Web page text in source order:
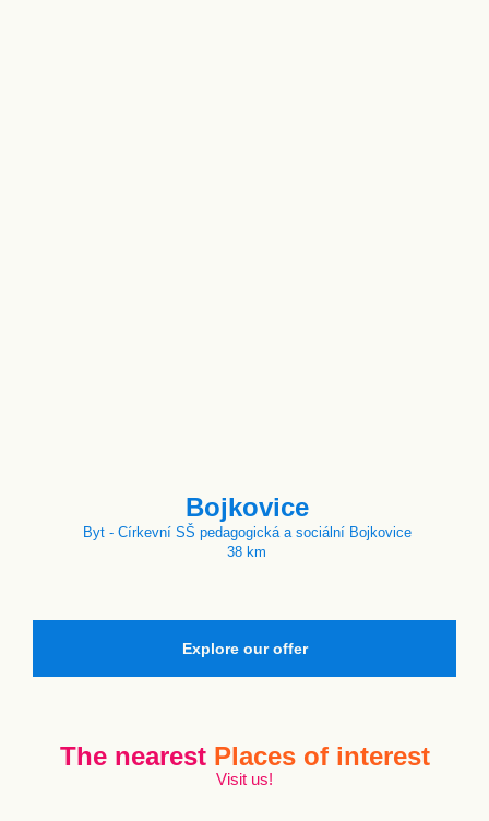
Bojkovice
Byt - Církevní SŠ pedagogická a sociální Bojkovice
38 km
Explore our offer
The nearest Places of interest
Visit us!